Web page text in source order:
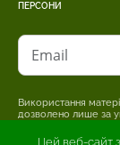
Цей веб-сайт
ПЕРСОНИ
Email
Використання
дозволено лише за
гіперпосилання на